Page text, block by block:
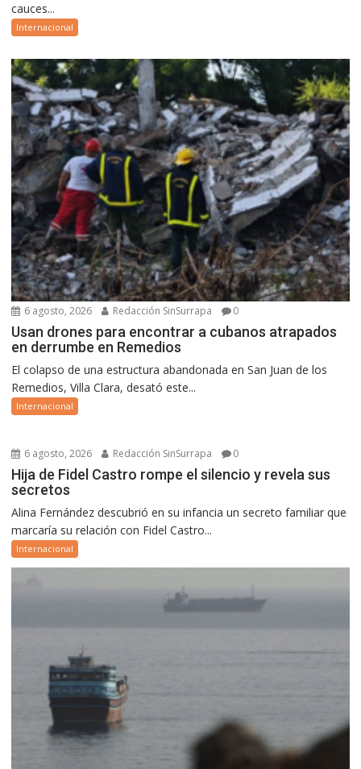
cauces...
Internacional
6 agosto, 2026 Redacción SinSurrapa 0
Usan drones para encontrar a cubanos atrapados
en derrumbe en Remedios
El colapso de una estructura abandonada en San Juan de los
Remedios, Villa Clara, desató este...
Internacional
6 agosto, 2026 Redacción SinSurrapa 0
Hija de Fidel Castro rompe el silencio y revela sus
secretos
Alina Fernández descubrió en su infancia un secreto familiar que
marcaría su relación con Fidel Castro...
Internacional